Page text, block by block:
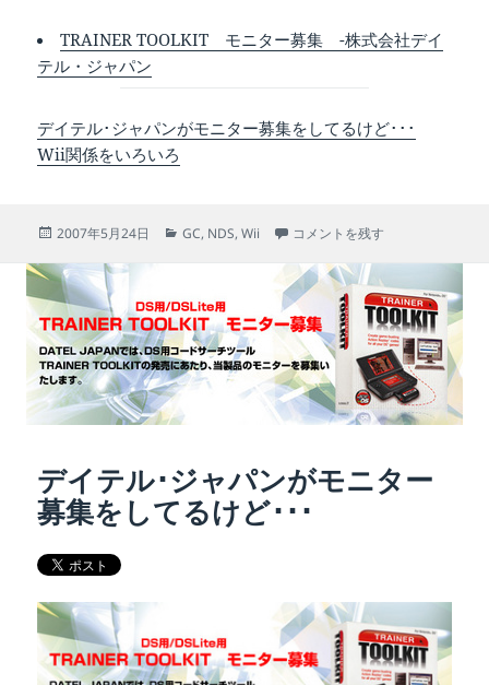
TRAINER TOOLKIT モニター募集 -株式会社デイ
テル・ジャパン
デイテル･ジャパンがモニター募集をしてるけど･･･
Wii関係をいろいろ
投
日:
2007年5月24日
カ
ー
GC, NDS,Wii SDメディアランチャーが値下げ
コメントを残す
デイテル･ジャパンがモニター
募集をしてるけど･･･